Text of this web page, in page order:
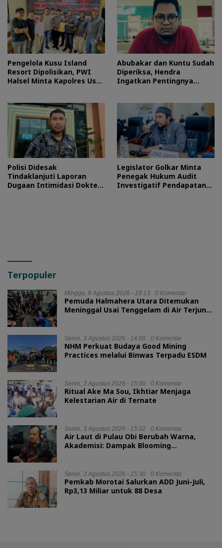
Pengelola Kusu Island
Resort Dipolisikan, PWI
Halsel Minta Kapolres Usut
Abubakar dan Kuntu Sudah
Diperiksa, Hendra
Ingatkan Pentingnya
Polisi Didesak
Tindaklanjuti Laporan
Dugaan Intimidasi Dokter
Legislator Golkar Minta
Penegak Hukum Audit
Investigatif Pendapatan
Terpopuler
Minggu, 9 Agustus 2026 - 18:13 0 Komentar
Pemuda Halmahera Utara Ditemukan
Meninggal Usai Tenggelam di Air Terjun
Senin, 3 Agustus 2026 - 14:00 0 Komentar
NHM Perkuat Budaya Good Mining
Practices melalui Binwas Terpadu ESDM
Senin, 3 Agustus 2026 - 15:00 0 Komentar
Ritual Ake Ma Sou, Ikhtiar Menjaga
Kelestarian Air di Ternate
Senin, 3 Agustus 2026 - 15:02 0 Komentar
Air Laut di Pulau Obi Berubah Warna,
Akademisi: Dampak Blooming
Senin, 3 Agustus 2026 - 15:30 0 Komentar
Pemkab Morotai Salurkan ADD Juni-Juli,
Rp3,13 Miliar untuk 88 Desa